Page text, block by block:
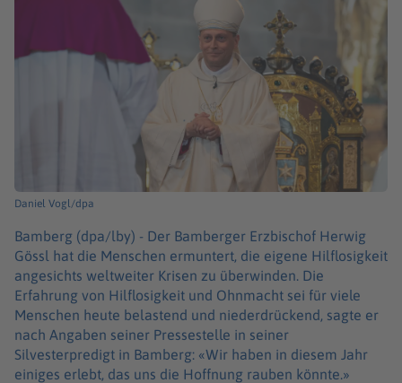
Daniel Vogl/dpa
Bamberg (dpa/lby) - Der Bamberger Erzbischof Herwig
Gössl hat die Menschen ermuntert, die eigene Hilflosigkeit
angesichts weltweiter Krisen zu überwinden. Die
Erfahrung von Hilflosigkeit und Ohnmacht sei für viele
Menschen heute belastend und niederdrückend, sagte er
nach Angaben seiner Pressestelle in seiner
Silvesterpredigt in Bamberg: «Wir haben in diesem Jahr
einiges erlebt, das uns die Hoffnung rauben könnte.»